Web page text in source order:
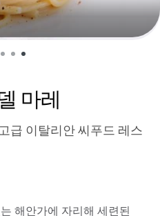
마레
급 이탈리안 씨푸드 레스
해안가에 자리해 세련된